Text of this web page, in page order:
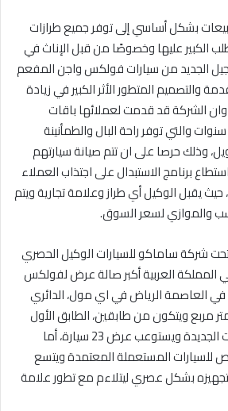
بشكل أساسي إلى توفر جميع طرازات
الكبير عليها وخصوصًا من قبل الإناث في
الجديد من سيارات فولكس واجن المفعم
والتصميم المتطور الأثر الكبير في زيادة
الشركة قد قدمت لعملائها باقات
الضمان والصيانة لمدة 5 سنوات والتي توفر راحة البال والطمأنينة
وذلك حرصا على ان تتم صيانة سيارتهم
برنامج الاستبدال على اجتذاب العملاء
حيث يقبل الوكيل أي طراز وعلامة تجارية ويتم
والموازي لسعر السوق.
شركة ساماكو للسيارات الوكيل الحصري
العربية أكبر صالة عرض لفولكس
العاصمة الرياض في اي مول، الدائري
بمساحة 3580 متر مربع ويتكون من طابقين، الطابق الأول
مخصص لمبيعات للسيارات الجديدة ويستوعب عرض 23 سيارة، أما
للسيارات المستعملة المعتمدة ويتسع
تم تجهيزه بشكل عصري ليتلاءم مع تطور علامة